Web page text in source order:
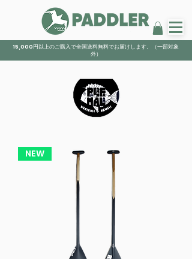
15,000円以上のご購入で全国送料無料でお届けします。（一部対象
外）
NEW